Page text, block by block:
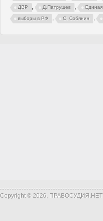
ДВР , Д.Патрушев ,
выборы в РФ , С. Собянин ,
Copyright © 2026, ПРАВОСУДИЯ.НЕТ